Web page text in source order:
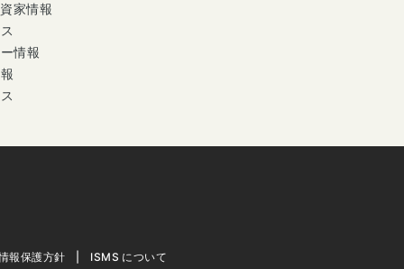
家情報
情報
報保護方針 ISMS について